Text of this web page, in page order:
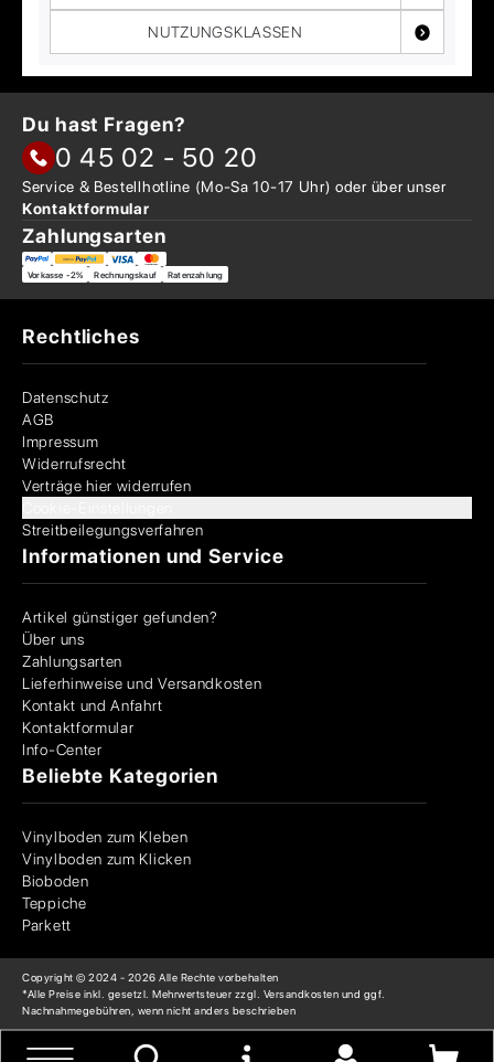
NUTZUNGSKLASSEN
Du hast Fragen?
0 45 02 - 50 20
Service & Bestellhotline (Mo-Sa 10-17 Uhr) oder überunser
Kontaktformular
Zahlungsarten
Vorkasse -2% Rechnungskauf Ratenzahlung
Rechtliches
Datenschutz
AGB
Impressum
Widerrufsrecht
Verträge hier widerrufen
Streitbeilegungsverfahren
Informationen und Service
Artikel günstiger gefunden?
Über uns
Zahlungsarten
Lieferhinweise und Versandkosten
Kontakt und Anfahrt
Kontaktformular
Info-Center
Beliebte Kategorien
Vinylboden zum Kleben
Vinylboden zum Klicken
Bioboden
Teppiche
Parkett
Copyright © 2024 - 2026 Alle Rechte vorbehalten
*Alle Preise inkl. gesetzl. Mehrwertsteuer zzgl. Versandkosten und ggf.
Nachnahmegebühren, wenn nicht anders beschrieben